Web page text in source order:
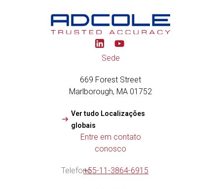
Y
o
u
b
e
Sede
669 Forest Street
Marlborough, MA 01752
Ver tudo Localizações
globais
Entre em contato
conosco
Telefone+55-11-3864-6915